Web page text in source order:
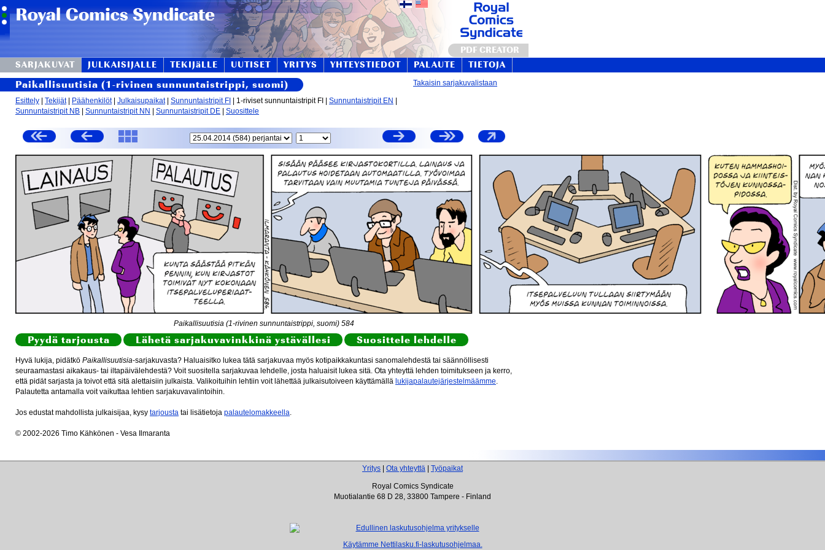
PDF CREATOR
SARJAKUVAT
JULKAISIJALLE TEKIJäLLE UUTISET YRITYS YHTEYSTIEDOT PALAUTE TIETOJA
Paikallisuutisia (1-rivinen sunnuntaistrippi, suomi) Takaisin sarjakuvalistaan
Esittely Tekijät| Päähenkilöt| Julkaisupaikat| Sunnuntaistripit FI | 1-riviset sunnuntaistripit FI | Sunnuntaistripit EN
Sunnuntaistripit NB
Sunnuntaistripit NN Sunnuntaistripit DE Suosittele
Paikallisuutisia (1-rivinen sunnuntaistrippi, suomi) 584
Pyydä tarjousta Lähetä sarjakuvavinkkinä ystävällesi Suosittele lehdelle
Hyvä lukija, pidätkö Paikallisuutisia-sarjakuvasta? Haluaisitko lukea tätä sarjakuvaa myös kotipaikkakuntasi sanomalehdestä tai säännöllisesti
seuraamastasi aikakaus- tai iltapäivälehdestä? Voit suositella sarjakuvaa lehdelle, josta haluaisit lukea sitä. Ota yhteyttä lehden toimitukseen ja kerro,
että pidät sarjasta ja toivot että sitä alettaisiin julkaista. Valikoituihin lehtiin voit lähettää julkaisutoiveen käyttämällä lukijapalautejärjestelmäämme.
Palautetta antamalla voit vaikuttaa lehtien sarjakuvavalintoihin.
Jos edustat mahdollista julkaisijaa, kysy tarjousta tai lisätietoja palautelomakkeella.
© 2002-2026 Timo Kähkönen - Vesa Ilmaranta
Yritys Ota yhteyttä Työpaikat
Royal Comics Syndicate
Muotialantie 68 D 28, 33800 Tampere - Finland
Käytämme Nettilasku.fi-laskutusohjelmaa.